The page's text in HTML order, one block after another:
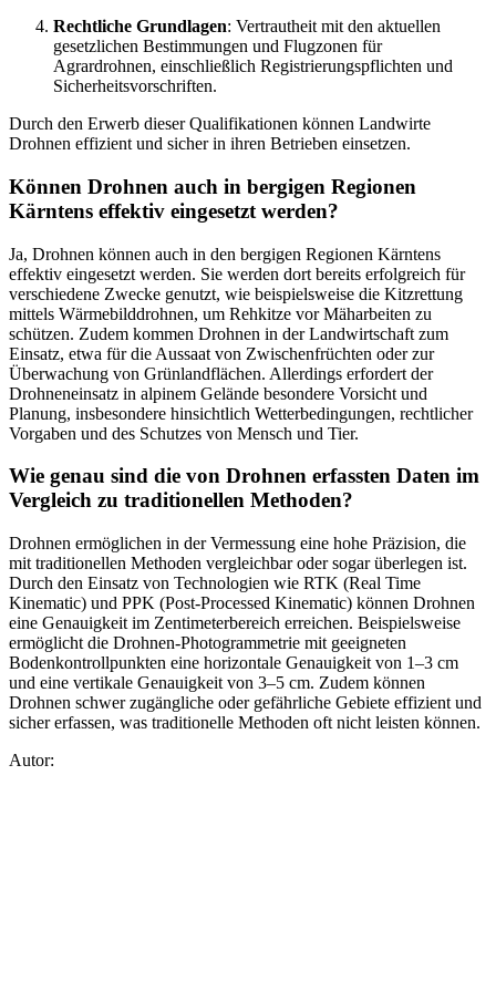
Rechtliche Grundlagen: Vertrautheit mit den aktuellen
gesetzlichen Bestimmungen und Flugzonen für
Agrardrohnen, einschließlich Registrierungspflichten und
Sicherheitsvorschriften.
Durch den Erwerb dieser Qualifikationen können Landwirte
Drohnen effizient und sicher in ihren Betrieben einsetzen.
Können Drohnen auch in bergigen Regionen
Kärntens effektiv eingesetzt werden?
Ja, Drohnen können auch in den bergigen Regionen Kärntens
effektiv eingesetzt werden. Sie werden dort bereits erfolgreich für
verschiedene Zwecke genutzt, wie beispielsweise die Kitzrettung
mittels Wärmebilddrohnen, um Rehkitze vor Mäharbeiten zu
schützen. Zudem kommen Drohnen in der Landwirtschaft zum
Einsatz, etwa für die Aussaat von Zwischenfrüchten oder zur
Überwachung von Grünlandflächen. Allerdings erfordert der
Drohneneinsatz in alpinem Gelände besondere Vorsicht und
Planung, insbesondere hinsichtlich Wetterbedingungen, rechtlicher
Vorgaben und des Schutzes von Mensch und Tier.
Wie genau sind die von Drohnen erfassten Daten im
Vergleich zu traditionellen Methoden?
Drohnen ermöglichen in der Vermessung eine hohe Präzision, die
mit traditionellen Methoden vergleichbar oder sogar überlegen ist.
Durch den Einsatz von Technologien wie RTK (Real Time
Kinematic) und PPK (Post-Processed Kinematic) können Drohnen
eine Genauigkeit im Zentimeterbereich erreichen. Beispielsweise
ermöglicht die Drohnen-Photogrammetrie mit geeigneten
Bodenkontrollpunkten eine horizontale Genauigkeit von 1–3 cm
und eine vertikale Genauigkeit von 3–5 cm. Zudem können
Drohnen schwer zugängliche oder gefährliche Gebiete effizient und
sicher erfassen, was traditionelle Methoden oft nicht leisten können.
Autor: